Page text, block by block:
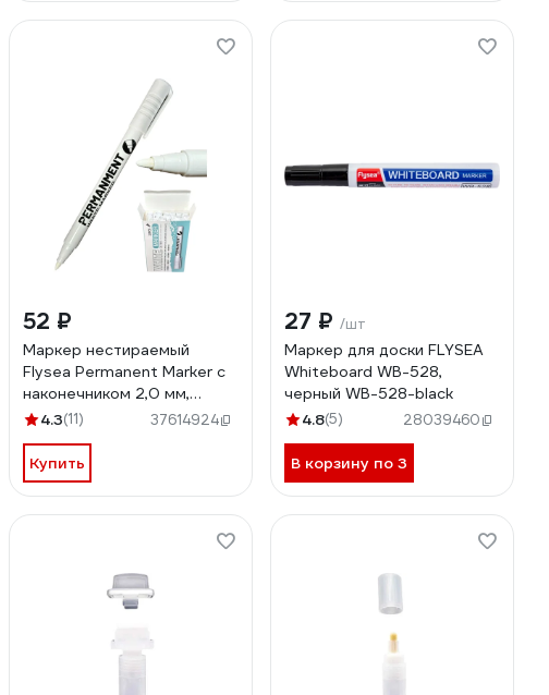
52 ₽
Маркер нестираемый
Flysea Permanent Marker с
наконечником 2,0 мм,
белый LS-7801
4.3(11) 37614924
Купить
27 ₽ /шт
Маркер для доски FLYSEA
Whiteboard WB-528,
черный WB-528-black
4.8(5) 28039460
В корзину по 3